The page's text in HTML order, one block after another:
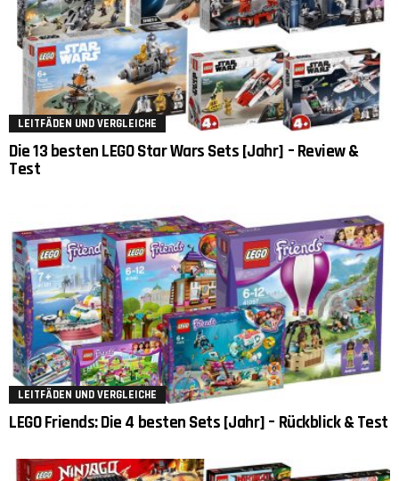
LEITFÄDEN UND VERGLEICHE
Die 13 besten LEGO Star Wars Sets [Jahr] – Review &
Test
LEITFÄDEN UND VERGLEICHE
LEGO Friends: Die 4 besten Sets [Jahr] – Rückblick & Test